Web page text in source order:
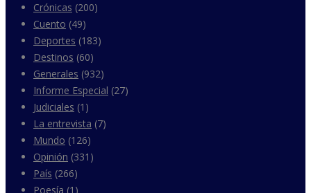
Crónicas (200)
Cuento (49)
Deportes (183)
Destinos (60)
Generales (932)
Informe Especial (27)
Judiciales (1)
La entrevista (7)
Mundo (126)
Opinión (331)
País (266)
Poesía (1)